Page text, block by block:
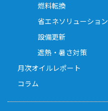
燃料転換
省エネソリューション
設備更新
遮熱・暑さ対策
月次オイルレポート
コラム